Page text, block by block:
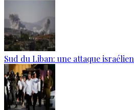
Sud du Liban: une attaque